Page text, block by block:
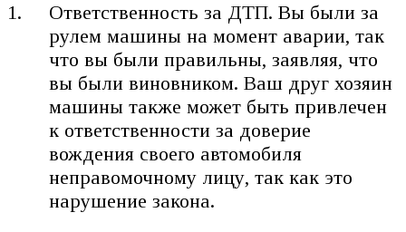
Ответственность за ДТП. Вы были за
рулем машины на момент аварии, так
что вы были правильны, заявляя, что
вы были виновником. Ваш друг хозяин
машины также может быть привлечен
к ответственности за доверие
вождения своего автомобиля
неправомочному лицу, так как это
нарушение закона.